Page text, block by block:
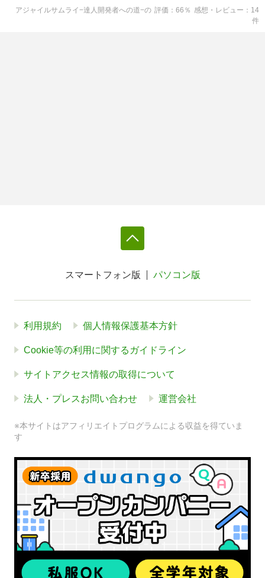
アジャイルサムライ−達人開発者への道−の 評価 66 ％ 感想・レビュー
14
件
スマートフォン版 パソコン版
利用規約 個人情報保護基本方針
Cookie等の利用に関するガイドライン
サイトアクセス情報の取得について
法人・プレスお問い合わせ 運営会社
※本サイトはアフィリエイトプログラムによる収益を得ていま
す